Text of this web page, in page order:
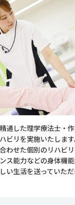
通した理学療法士・
ビリを実施いたします
わせた個別のリハビ
ス能力などの身体機
い生活を送っていた